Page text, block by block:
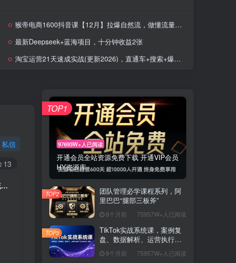
猴帝电商1600抖音课【12月】拉爆自然流，做懂流量的主播，快速掌握底层逻辑，自然流破圈攻略
最新Deepseek+蓝海项目，十分钟收益2张
淘宝运营21天速成实战(更新2026)，直通车+搜索+爆款全链路，新手快速实现店铺月入过万
私信
13
视频号直播打品实战课：微 豆 付 费 流，高效起号，团队搭建到流量变现
97693W+人已阅读
开通会员全站资源免费下载 开通VIP会员
HY资源库
TOP1
团队管理必学课程系列，阿
里巴巴“腿部三板斧”
8个月前 75957W+人已阅读
TOP2
TikTok实战系统课，案例复
盘、数据解析、运营执行，
（更新）
8个月前 75957W+人已阅读
TOP3